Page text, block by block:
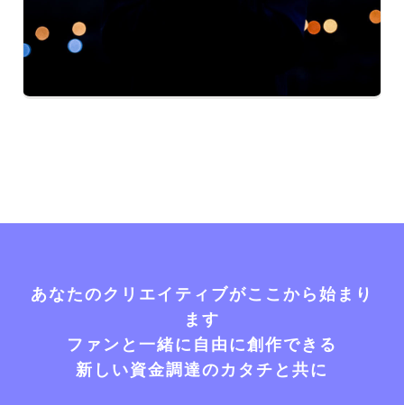
あなたのクリエイティブがここから始まり
ます
ファンと一緒に自由に創作できる
新しい資金調達のカタチと共に